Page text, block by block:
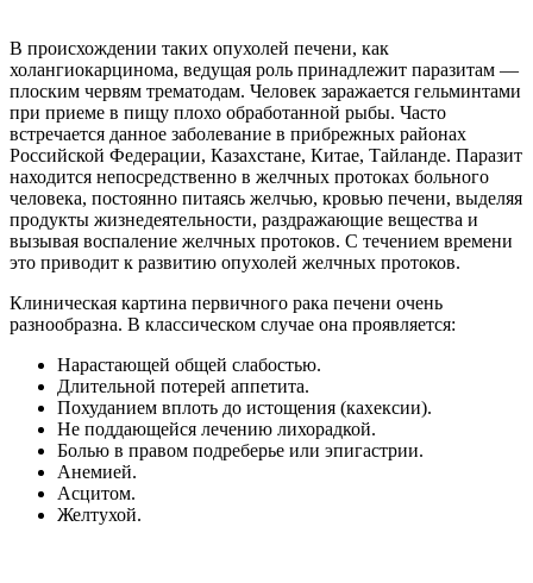
В происхождении таких опухолей печени, как
холангиокарцинома, ведущая роль принадлежит паразитам —
плоским червям трематодам. Человек заражается гельминтами
при приеме в пищу плохо обработанной рыбы. Часто
встречается данное заболевание в прибрежных районах
Российской Федерации, Казахстане, Китае, Тайланде. Паразит
находится непосредственно в желчных протоках больного
человека, постоянно питаясь желчью, кровью печени, выделяя
продукты жизнедеятельности, раздражающие вещества и
вызывая воспаление желчных протоков. С течением времени
это приводит к развитию опухолей желчных протоков.
Клиническая картина первичного рака печени очень
разнообразна. В классическом случае она проявляется:
Нарастающей общей слабостью.
Длительной потерей аппетита.
Похуданием вплоть до истощения (кахексии).
Не поддающейся лечению лихорадкой.
Болью в правом подреберье или эпигастрии.
Анемией.
Асцитом.
Желтухой.